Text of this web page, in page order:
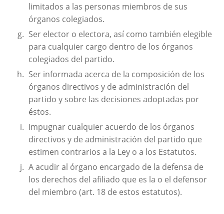
limitados a las personas miembros de sus
órganos colegiados.
Ser elector o electora, así como también elegible
para cualquier cargo dentro de los órganos
colegiados del partido.
Ser informada acerca de la composición de los
órganos directivos y de administración del
partido y sobre las decisiones adoptadas por
éstos.
Impugnar cualquier acuerdo de los órganos
directivos y de administración del partido que
estimen contrarios a la Ley o a los Estatutos.
A acudir al órgano encargado de la defensa de
los derechos del afiliado que es la o el defensor
del miembro (art. 18 de estos estatutos).